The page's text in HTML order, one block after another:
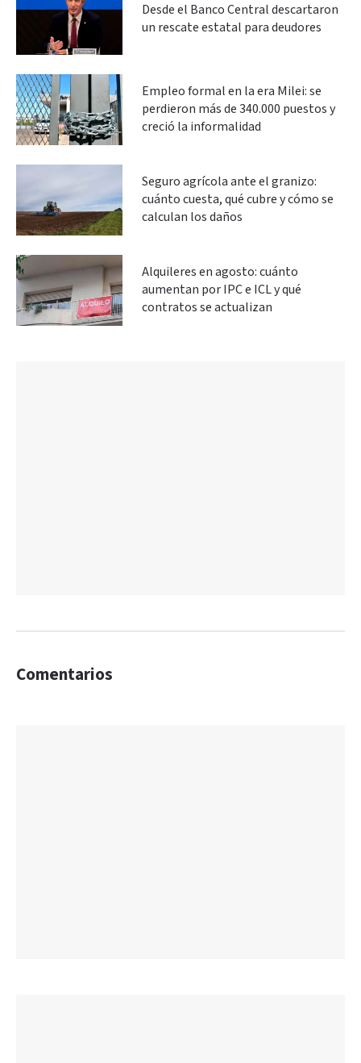
Desde el Banco Central descartaron
un rescate estatal para deudores
Empleo formal en la era Milei: se
perdieron más de 340.000 puestos y
creció la informalidad
Seguro agrícola ante el granizo:
cuánto cuesta, qué cubre y cómo se
calculan los daños
Alquileres en agosto: cuánto
aumentan por IPC e ICL y qué
contratos se actualizan
Comentarios